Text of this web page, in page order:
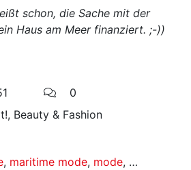
schon, die Sache mit der
Haus am Meer finanziert. ;-))
0
Beauty & Fashion
, maritime mode, mode, streifenshirt